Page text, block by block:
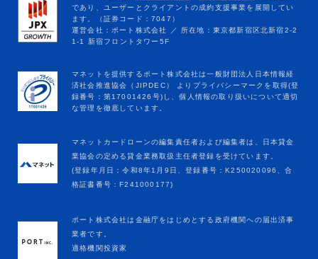
マネットカードローンの編集責任者および編集者は、日本貸金
業協会の定める貸金業務取扱主任者登録を受けています。
(登録年月日：令和8年1月9日、登録番号：K250020096、合
格証書番号：F241000177)
ポート株式会社は金融庁をはじめとする政府機関への届出済事
業者です。
適格機関投資家